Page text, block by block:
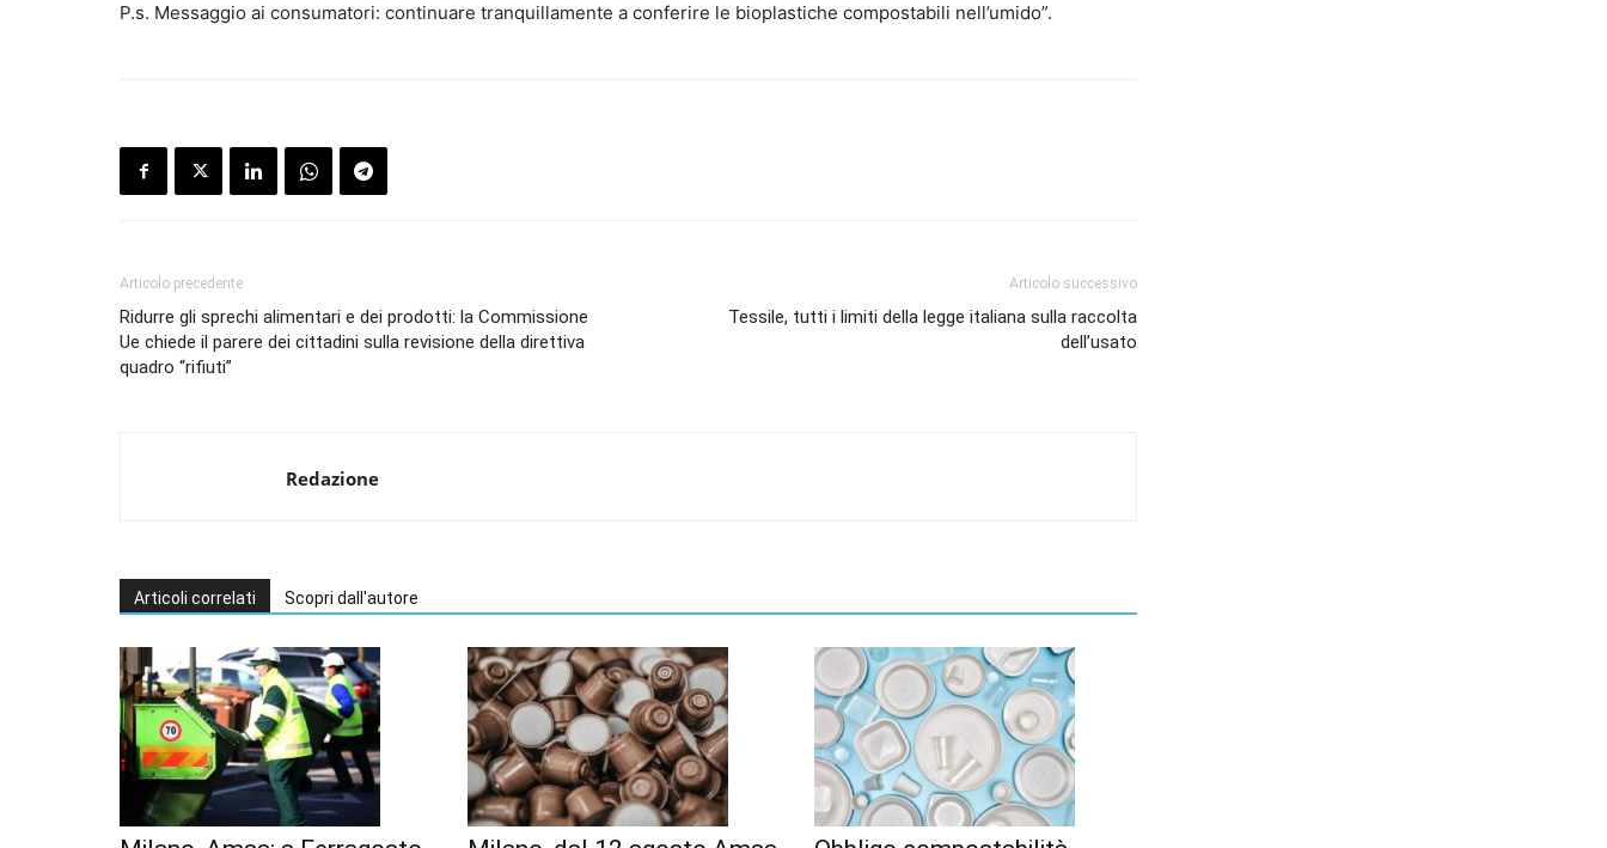
P.s. Messaggio ai consumatori: continuare tranquillamente a conferire le bioplastiche compostabili nell’umido”.
Articolo precedente
Ridurre gli sprechi alimentari e dei prodotti: la Commissione
Ue chiede il parere dei cittadini sulla revisione della direttiva
quadro “rifiuti”
Articolo successivo
Tessile, tutti i limiti della legge italiana sulla raccolta
dell’usato
Redazione
Articoli correlati Scopri dall'autore